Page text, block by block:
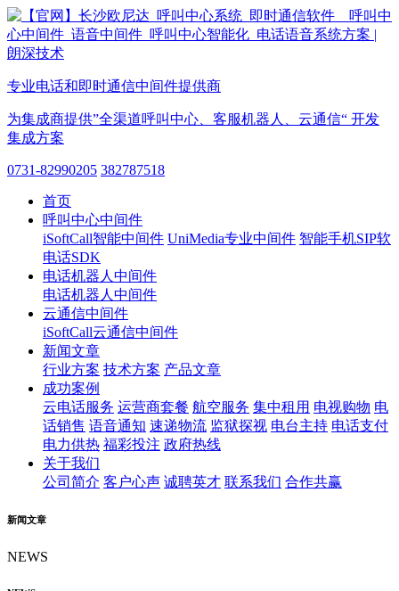
专业电话和即时通信中间件提供商
为集成商提供”全渠道呼叫中心、客服机器人、云通信“ 开发
集成方案
0731-82990205 382787518
首页
呼叫中心中间件
iSoftCall智能中间件 UniMedia专业中间件 智能手机SIP软
电话SDK
电话机器人中间件
电话机器人中间件
云通信中间件
iSoftCall云通信中间件
新闻文章
行业方案 技术方案 产品文章
成功案例
云电话服务 运营商套餐 航空服务 集中租用 电视购物 电
话销售 语音通知 速递物流 监狱探视 电台主持 电话支付
电力供热 福彩投注 政府热线
关于我们
公司简介 客户心声 诚聘英才 联系我们 合作共赢
新闻文章
NEWS